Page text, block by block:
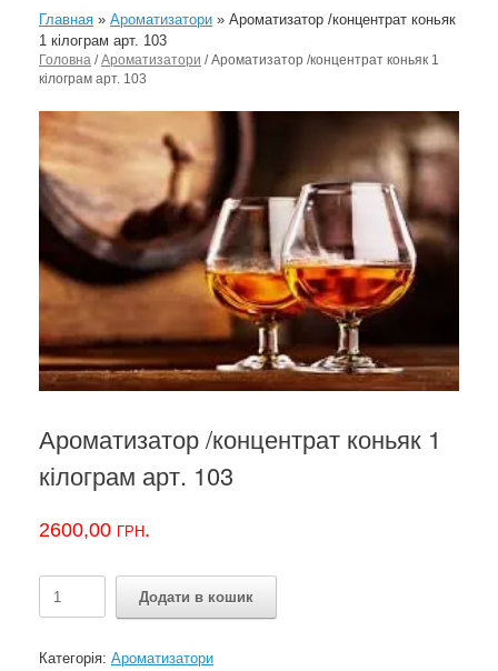
Главная » Ароматизатори » Ароматизатор /концентрат коньяк
1 кілограм арт. 103
Головна /Ароматизатори / Ароматизатор /концентрат коньяк 1
кілограм арт. 103
Ароматизатор /концентрат коньяк 1
кілограм арт. 103
2600,00 грн.
Додати в кошик
Категорія: Ароматизатори